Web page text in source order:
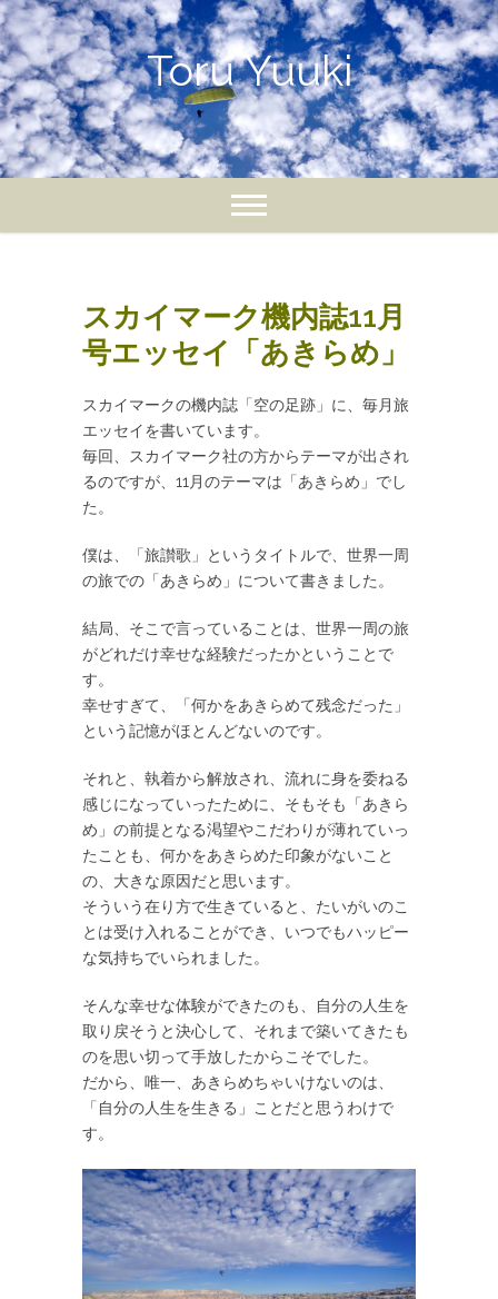
Skip
to
content
Toru Yuuki
スカイマーク機内誌11月
号エッセイ「あきらめ」
スカイマークの機内誌「空の足跡」に、毎月旅
エッセイを書いています。
毎回、スカイマーク社の方からテーマが出され
るのですが、11月のテーマは「あきらめ」でし
た。
僕は、「旅讃歌」というタイトルで、世界一周
の旅での「あきらめ」について書きました。
結局、そこで言っていることは、世界一周の旅
がどれだけ幸せな経験だったかということで
す。
幸せすぎて、「何かをあきらめて残念だった」
という記憶がほとんどないのです。
それと、執着から解放され、流れに身を委ねる
感じになっていったために、そもそも「あきら
め」の前提となる渇望やこだわりが薄れていっ
たことも、何かをあきらめた印象がないこと
の、大きな原因だと思います。
そういう在り方で生きていると、たいがいのこ
とは受け入れることができ、いつでもハッピー
な気持ちでいられました。
そんな幸せな体験ができたのも、自分の人生を
取り戻そうと決心して、それまで築いてきたも
のを思い切って手放したからこそでした。
だから、唯一、あきらめちゃいけないのは、
「自分の人生を生きる」ことだと思うわけで
す。